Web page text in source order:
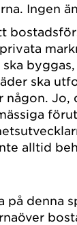
Ingen
ska
någon. Jo,
alltid
på denna